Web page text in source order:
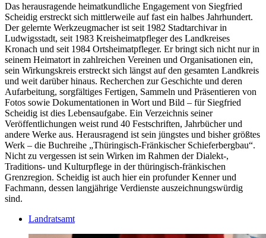
Das herausragende heimatkundliche Engagement von Siegfried
Scheidig erstreckt sich mittlerweile auf fast ein halbes Jahrhundert.
Der gelernte Werkzeugmacher ist seit 1982 Stadtarchivar in
Ludwigsstadt, seit 1983 Kreisheimatpfleger des Landkreises
Kronach und seit 1984 Ortsheimatpfleger. Er bringt sich nicht nur in
seinem Heimatort in zahlreichen Vereinen und Organisationen ein,
sein Wirkungskreis erstreckt sich längst auf den gesamten Landkreis
und weit darüber hinaus. Recherchen zur Geschichte und deren
Aufarbeitung, sorgfältiges Fertigen, Sammeln und Präsentieren von
Fotos sowie Dokumentationen in Wort und Bild – für Siegfried
Scheidig ist dies Lebensaufgabe. Ein Verzeichnis seiner
Veröffentlichungen weist rund 40 Festschriften, Jahrbücher und
andere Werke aus. Herausragend ist sein jüngstes und bisher größtes
Werk – die Buchreihe „Thüringisch-Fränkischer Schieferbergbau“.
Nicht zu vergessen ist sein Wirken im Rahmen der Dialekt-,
Traditions- und Kulturpflege in der thüringisch-fränkischen
Grenzregion. Scheidig ist auch hier ein profunder Kenner und
Fachmann, dessen langjährige Verdienste auszeichnungswürdig
sind.
Landratsamt